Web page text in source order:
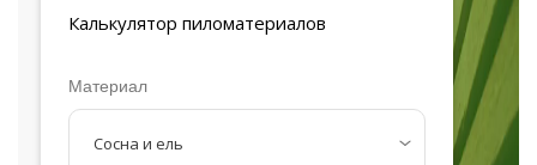
Калькулятор пиломатериалов
Материал